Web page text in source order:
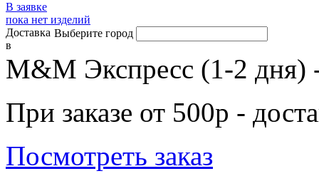
В заявке
пока нет изделий
Доставка
в
Выберите город
М&М Экспресс (1-2 дня)
При заказе от 500р -
Посмотреть заказ